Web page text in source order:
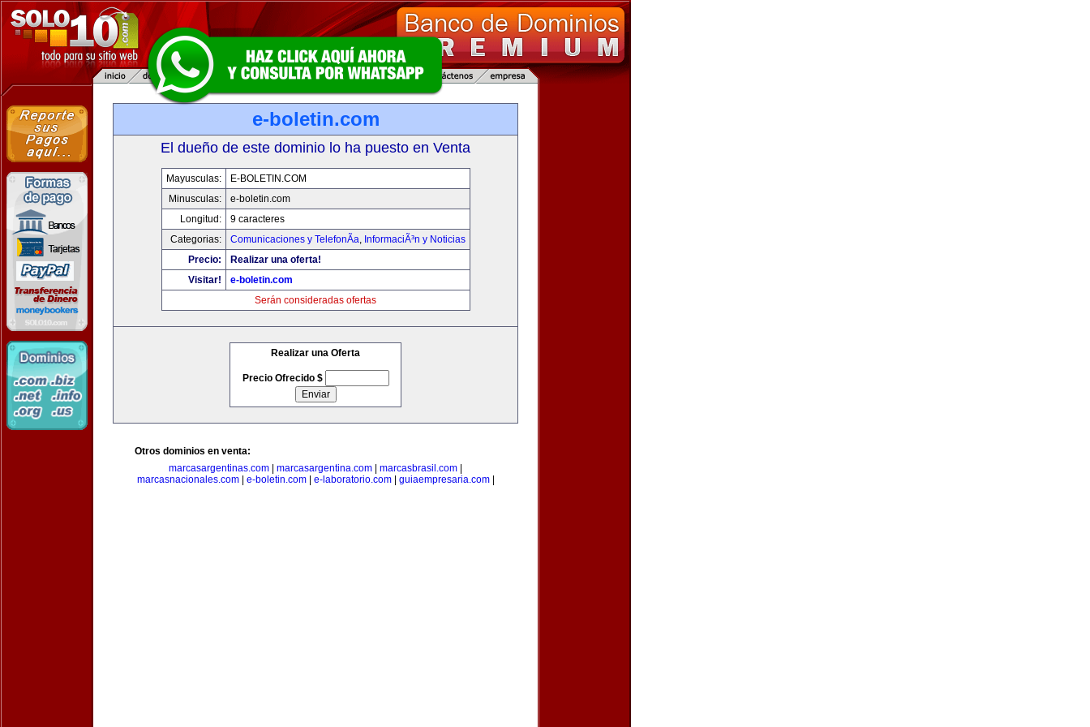
e-boletin.com
El dueño de este dominio lo ha puesto en Venta
Mayusculas:
E-BOLETIN.COM
Minusculas:
e-boletin.com
Longitud:
9 caracteres
Categorias:
Comunicaciones y TelefonÃ­a, InformaciÃ³n y Noticias
Precio:
Realizar una oferta!
Visitar!
e-boletin.com
Serán consideradas ofertas
Realizar una Oferta
Precio Ofrecido $
Otros dominios en venta:
marcasargentinas.com
marcasargentina.com marcasbrasil.com
marcasnacionales.com| e-boletin.com| e-laboratorio.com| guiaempresaria.com|